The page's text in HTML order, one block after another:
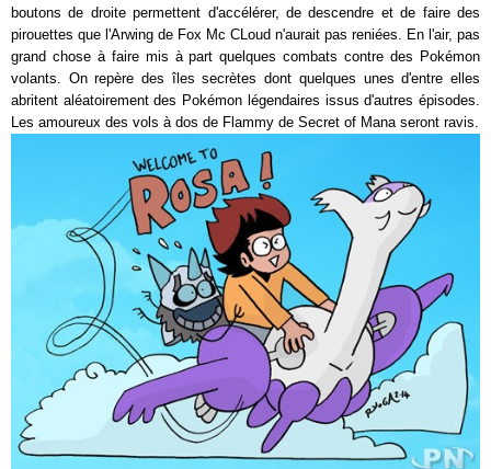
boutons de droite permettent d'accélérer, de descendre et de faire des
pirouettes que l'Arwing de Fox Mc CLoud n'aurait pas reniées. En l'air, pas
grand chose à faire mis à part quelques combats contre des Pokémon
volants. On repère des îles secrètes dont quelques unes d'entre elles
abritent aléatoirement des Pokémon légendaires issus d'autres épisodes.
Les amoureux des vols à dos de Flammy de Secret of Mana seront ravis.